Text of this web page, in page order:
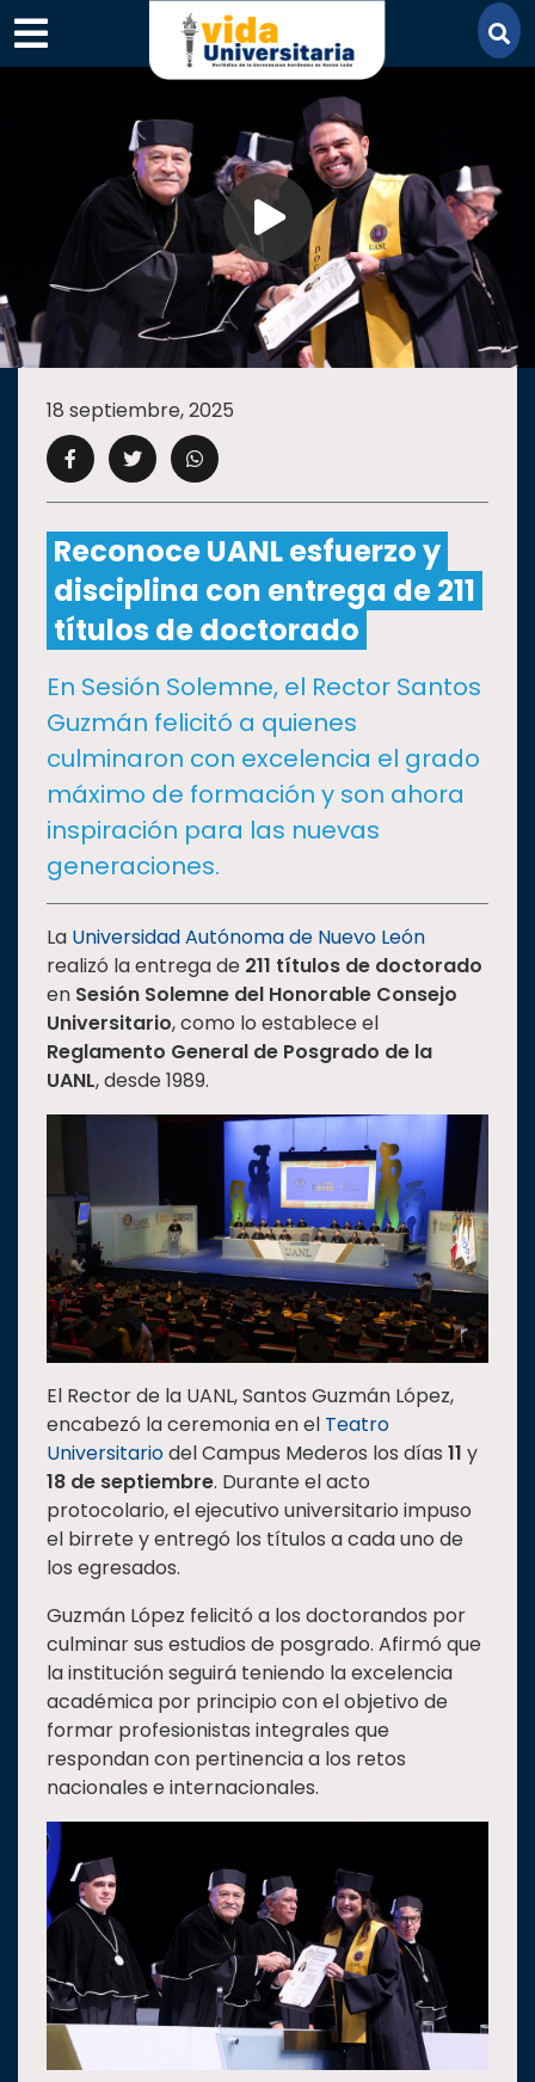
×
SECCIONES
ACADEMIA
CAMPUS UANL
CULTURA
DEPORTES
I+D+IEXPERTOS
SALUD
SUSTENTABILIDAD
TEMAS
Oferta
educativa
Internacionalización
Responsabilidad
social
Vinculación
Historia
Universiada
Nacional
18 septiembre, 2025
Reconoce UANL esfuerzo y
disciplina con entrega de 211
títulos de doctorado
En Sesión Solemne, el Rector Santos
Guzmán felicitó a quienes
culminaron con excelencia el grado
máximo de formación y son ahora
inspiración para las nuevas
generaciones.
La Universidad Autónoma de Nuevo León
realizó la entrega de 211 títulos de doctorado
en Sesión Solemne del Honorable Consejo
Universitario, como lo establece el
Reglamento General de Posgrado de la
UANL, desde 1989.
El Rector de la UANL, Santos Guzmán López,
encabezó la ceremonia en el Teatro
Universitariodel Campus Mederos los días 11 y
18 de septiembre. Durante el acto
protocolario, el ejecutivo universitario impuso
el birrete y entregó los títulos a cada uno de
los egresados.
Guzmán López felicitó a los doctorandos por
culminar sus estudios de posgrado. Afirmó que
la institución seguirá teniendo la excelencia
académica por principio con el objetivo de
formar profesionistas integrales que
respondan con pertinencia a los retos
nacionales e internacionales.